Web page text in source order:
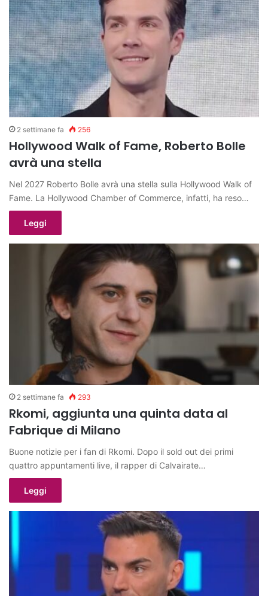
2 settimane fa 256
Hollywood Walk of Fame, Roberto Bolle
avrà una stella
Nel 2027 Roberto Bolle avrà una stella sulla Hollywood Walk of
Fame. La Hollywood Chamber of Commerce, infatti, ha reso…
Leggi
2 settimane fa 293
Rkomi, aggiunta una quinta data al
Fabrique di Milano
Buone notizie per i fan di Rkomi. Dopo il sold out dei primi
quattro appuntamenti live, il rapper di Calvairate…
Leggi